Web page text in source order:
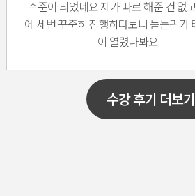
수준이 되었네요 제가 따로 해준 건 없
에 세번 꾸준히 진행하다보니 듣는귀가
이 열렸나봐요
수강 후기 더보